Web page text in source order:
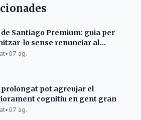
de Santiago Premium: guia per
lo sense renunciar al
• 07 ag.
prolongat pot agreujar el
cognitiu en gent gran
• 07 ag.